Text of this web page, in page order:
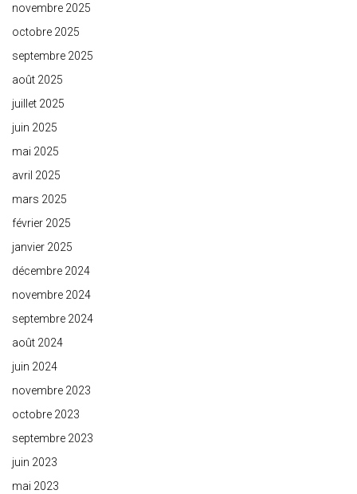
novembre 2025
octobre 2025
septembre 2025
août 2025
juillet 2025
juin 2025
mai 2025
avril 2025
mars 2025
février 2025
janvier 2025
décembre 2024
novembre 2024
septembre 2024
août 2024
juin 2024
novembre 2023
octobre 2023
septembre 2023
juin 2023
mai 2023